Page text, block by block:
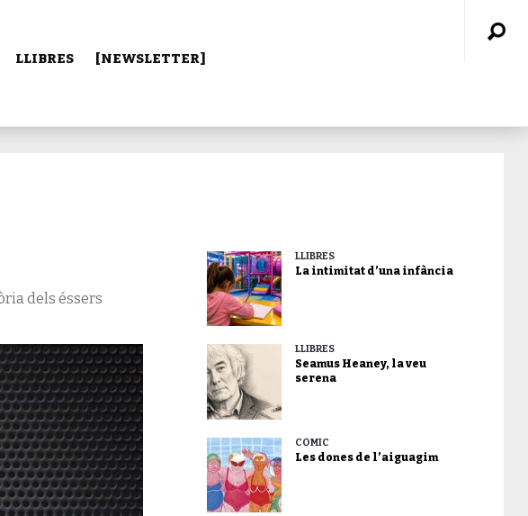
LLIBRES [NEWSLETTER]
dels éssers
LLIBRES
La intimitat d’una infància
LLIBRES
Seamus Heaney, la veu
serena
CÒMIC
Les dones de l’aiguagim